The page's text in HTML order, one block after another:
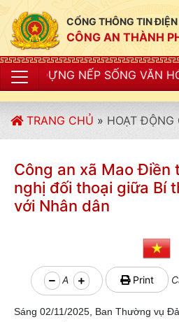
CỔNG THÔNG TIN
CÔNG AN THÀNH
VĂN HÓA VÌ NHÂN DÂN
TRANG CHỦ » HOẠT ĐỘNG
Công an xã Mao Điền
nghị đối thoại giữa Bí
với Nhân dân
A Print
Sáng 02/11/2025, Ban Thường vụ